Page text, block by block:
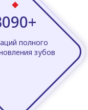
полного
зубов